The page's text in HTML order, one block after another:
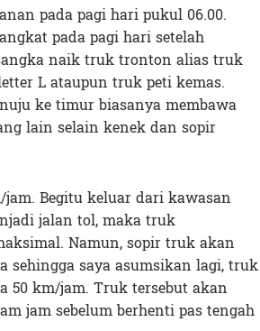
pada pagi hari pukul 06.00.
pada pagi hari setelah
naik truk tronton alias truk
L ataupun truk peti kemas.
ke timur biasanya membawa
lain selain kenek dan sopir
Begitu keluar dari kawasan
jalan tol, maka truk
Namun, sopir truk akan
sehingga saya asumsikan lagi, truk
50 km/jam. Truk tersebut akan
jam sebelum berhenti pas tengah